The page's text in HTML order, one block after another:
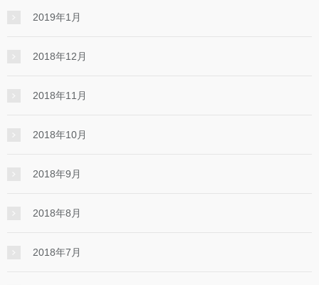
2019年1月
2018年12月
2018年11月
2018年10月
2018年9月
2018年8月
2018年7月